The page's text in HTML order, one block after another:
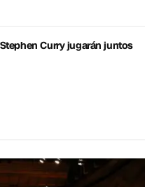
Curry jugarán juntos